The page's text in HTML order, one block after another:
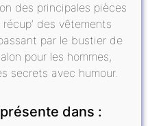
des principales pièces
des vêtements
par le bustier de
pour les hommes,
secrets avec humour.
dans :